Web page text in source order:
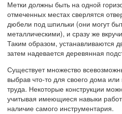
Метки должны быть на одной
отмеченных местах сверлятся
дюбели под шпильки (они могут
металлическими), и сразу же
Таким образом, устанавливаются
затем надевается деревянная
Существует множество
выбрав что-то для своего дома или
труда. Некоторые конструкции
учитывая имеющиеся навыки
наличие самого инструментария.